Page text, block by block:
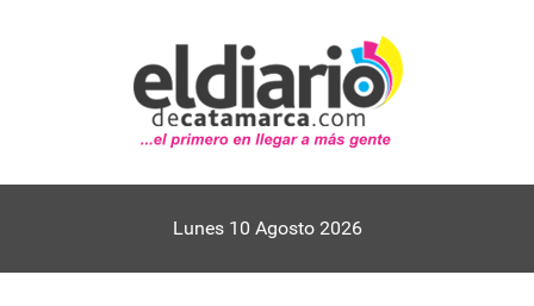
Lunes 10 Agosto 2026